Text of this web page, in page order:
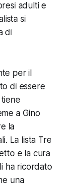
adulti e
si
di
per il
di essere
a Gino
la
La lista Tre
e la cura
ha ricordato
una